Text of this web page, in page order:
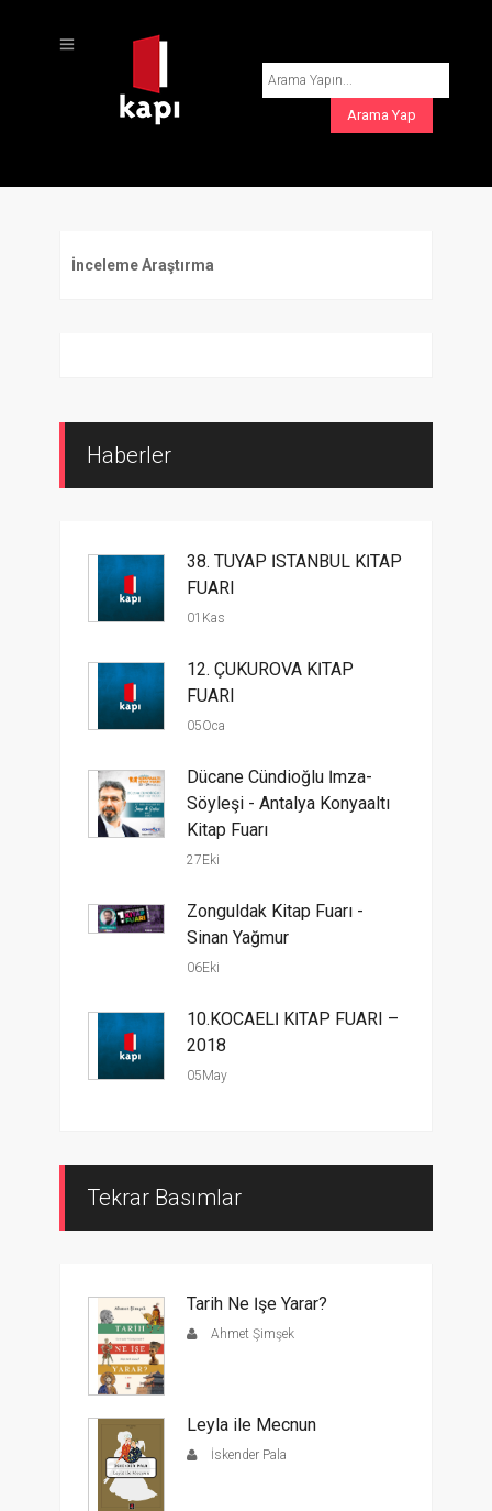
İnceleme Araştırma
Haberler
38. TÜYAP İSTANBUL KİTAP
FUARI
01Kas
12. ÇUKUROVA KİTAP
FUARI
05Oca
Dücane Cündioğlu İmza-
Söyleşi - Antalya Konyaaltı
Kitap Fuarı
27Eki
Zonguldak Kitap Fuarı -
Sinan Yağmur
06Eki
10.KOCAELİ KİTAP FUARI –
2018
05May
Tekrar Basımlar
Tarih Ne İşe Yarar?
Ahmet Şimşek
Leyla ile Mecnun
İskender Pala